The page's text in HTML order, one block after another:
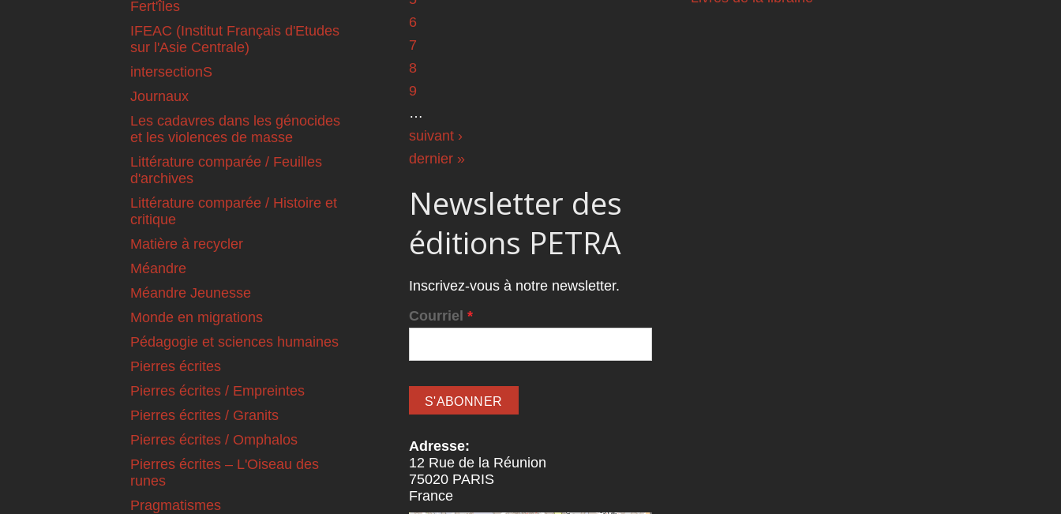
Fert'îles
IFEAC (Institut Français d'Etudes
sur l'Asie Centrale)
intersectionS
Journaux
Les cadavres dans les génocides
et les violences de masse
Littérature comparée / Feuilles
d'archives
Littérature comparée / Histoire et
critique
Matière à recycler
Méandre
Méandre Jeunesse
Monde en migrations
Pédagogie et sciences humaines
Pierres écrites
Pierres écrites / Empreintes
Pierres écrites / Granits
Pierres écrites / Omphalos
Pierres écrites – L'Oiseau des
runes
Pragmatismes
6
7
8
9
…
suivant ›
dernier »
Newsletter des
éditions PETRA
Inscrivez-vous à notre newsletter.
Courriel *
Adresse:
12 Rue de la Réunion
75020 PARIS
France